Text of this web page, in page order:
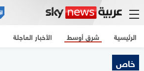
الرئيسية الأخبار العاجلة شرق أوسط
خاص